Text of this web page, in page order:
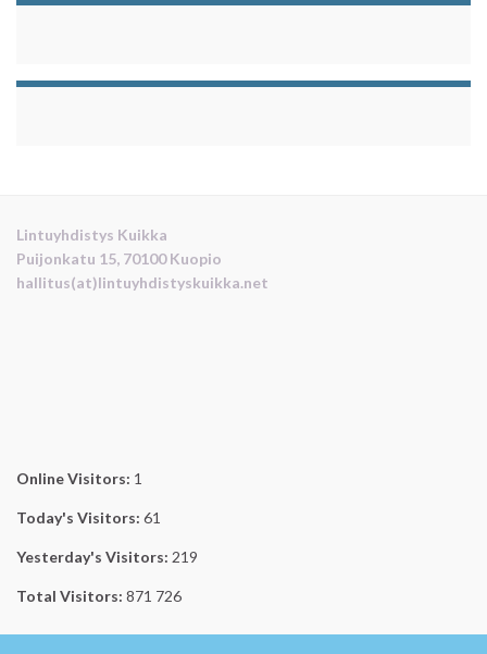
Lintuyhdistys Kuikka
Puijonkatu 15, 70100 Kuopio
hallitus(at)lintuyhdistyskuikka.net
Online Visitors: 1
Today's Visitors: 61
Yesterday's Visitors: 219
Total Visitors: 871 726